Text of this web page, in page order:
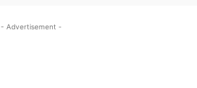
- Advertisement -